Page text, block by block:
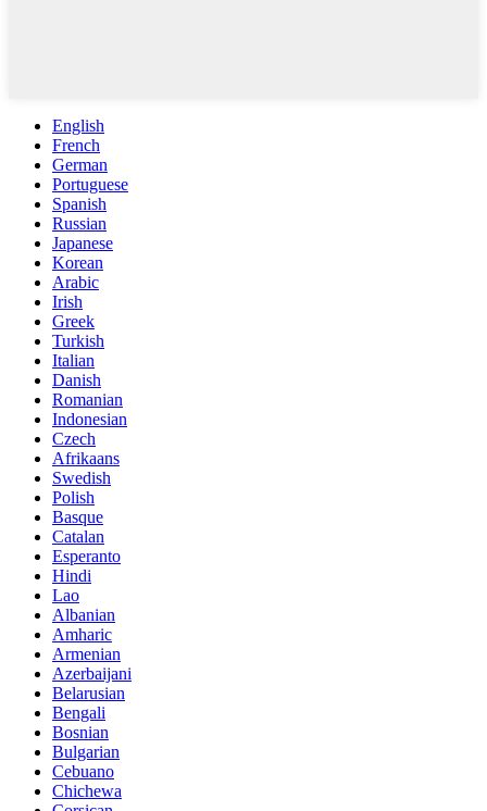
English
French
German
Portuguese
Spanish
Russian
Japanese
Korean
Arabic
Irish
Greek
Turkish
Italian
Danish
Romanian
Indonesian
Czech
Afrikaans
Swedish
Polish
Basque
Catalan
Esperanto
Hindi
Lao
Albanian
Amharic
Armenian
Azerbaijani
Belarusian
Bengali
Bosnian
Bulgarian
Cebuano
Chichewa